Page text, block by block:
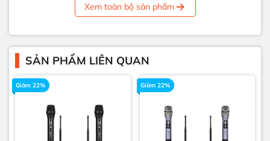
Xem toàn bộ sản phẩm
SẢN PHẨM LIÊN QUAN
Giảm 22% Giảm 22%